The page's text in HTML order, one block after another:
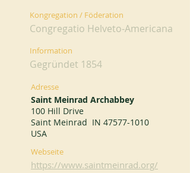
Kongregation / Föderation
Congregatio Helveto-Americana
Information
Gegründet 1854
Adresse
Saint Meinrad Archabbey
100 Hill Drive
Saint Meinrad IN 47577-1010
USA
Webseite
https://www.saintmeinrad.org/